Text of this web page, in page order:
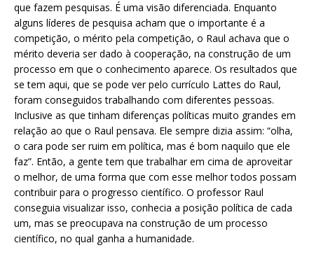
que fazem pesquisas. É uma visão diferenciada. Enquanto
alguns líderes de pesquisa acham que o importante é a
competição, o mérito pela competição, o Raul achava que o
mérito deveria ser dado à cooperação, na construção de um
processo em que o conhecimento aparece. Os resultados que
se tem aqui, que se pode ver pelo currículo Lattes do Raul,
foram conseguidos trabalhando com diferentes pessoas.
Inclusive as que tinham diferenças políticas muito grandes em
relação ao que o Raul pensava. Ele sempre dizia assim: “olha,
o cara pode ser ruim em política, mas é bom naquilo que ele
faz”. Então, a gente tem que trabalhar em cima de aproveitar
o melhor, de uma forma que com esse melhor todos possam
contribuir para o progresso científico. O professor Raul
conseguia visualizar isso, conhecia a posição política de cada
um, mas se preocupava na construção de um processo
científico, no qual ganha a humanidade.